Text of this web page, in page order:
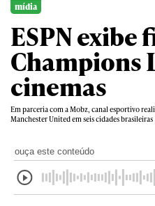
mídia
ESPN exibe
Champions
cinemas
Em parceria com a Mobz, canal esportivo
Manchester United em seis cidades brasileiras
ouça este conteúdo